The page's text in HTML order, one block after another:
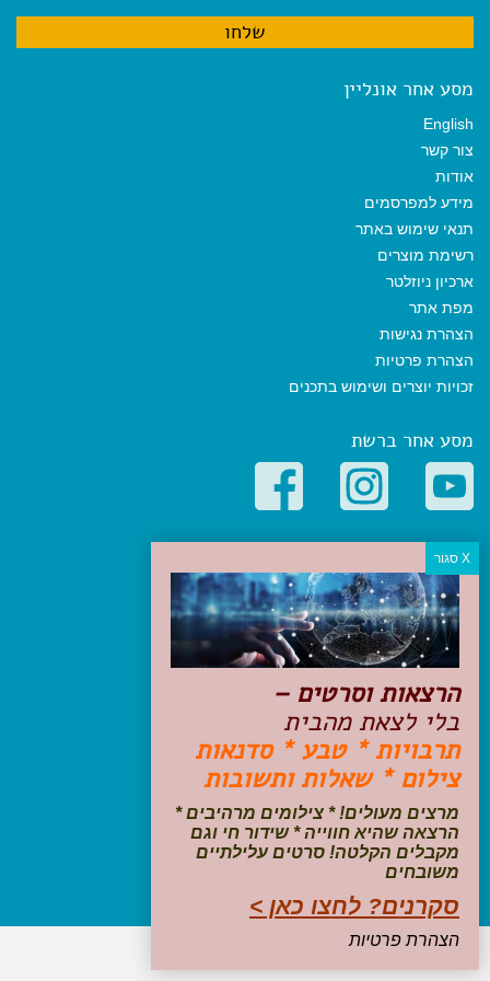
מסע אחר אונליין
English
צור קשר
אודות
מידע למפרסמים
תנאי שימוש באתר
רשימת מוצרים
ארכיון ניוזלטר
מפת אתר
הצהרת נגישות
הצהרת פרטיות
זכויות יוצרים ושימוש בתכנים
מסע אחר ברשת
קטגוריות פופולריות
יעדים
טיולים בישראל
מלונות בוטיק בישראל
טיפים והמלצות
הכנות לנסיעה
טיולי ג'יפים
טיולים עם ילדים
שייט, הפלגות, קרוזים
עקבו אחרינו בפייסבוק
הרצאות וסרטים –
בלי לצאת מהבית
תרבויות * טבע * סדנאות
צילום * שאלות ותשובות
מרצים מעולים! * צילומים מרהיבים *
הרצאה שהיא חווייה * שידור חי וגם
מקבלים הקלטה! סרטים עלילתיים
משובחים
סקרנים? לחצו כאן >
הצהרת פרטיות